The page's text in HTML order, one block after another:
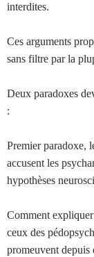
interdites.
Ces arguments
sans filtre par la
Deux paradoxes
:
Premier paradoxe,
accusent les
hypothèses
Comment
ceux des
promeuvent depuis